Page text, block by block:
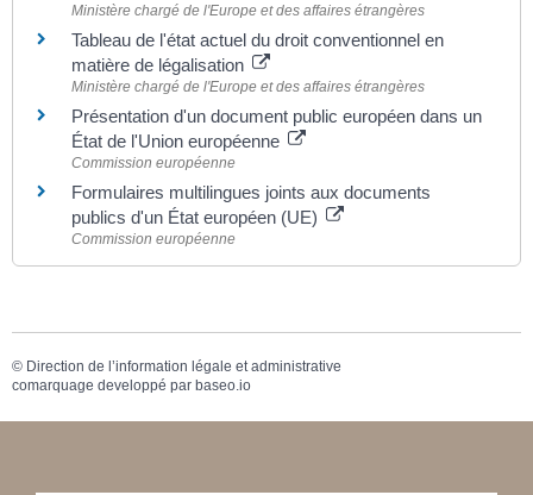
Ministère chargé de l'Europe et des affaires étrangères
Tableau de l'état actuel du droit conventionnel en
matière de légalisation
Ministère chargé de l'Europe et des affaires étrangères
Présentation d'un document public européen dans un
État de l'Union européenne
Commission européenne
Formulaires multilingues joints aux documents
publics d'un État européen (UE)
Commission européenne
© Direction de l’information légale et administrative
comarquage developpé par baseo.io